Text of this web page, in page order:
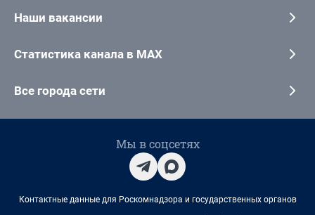
Наши вакансии
Статистика канала в MAX
Все города сети
Мы в соцсетях
Контактные данные для Роскомнадзора и государственных органов